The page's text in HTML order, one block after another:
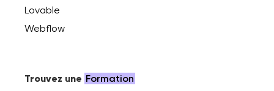
Lovable
Webflow
Trouvez une Formation